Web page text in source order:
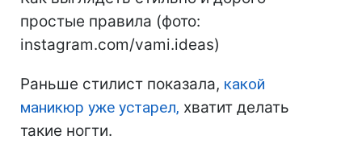
простые правила (фото:
instagram.com/vami.ideas)
Раньше стилист показала, какой
маникюр уже устарел, хватит делать
такие ногти.